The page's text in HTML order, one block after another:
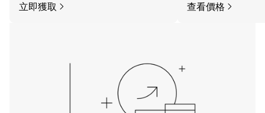
立即獲取 查看價格